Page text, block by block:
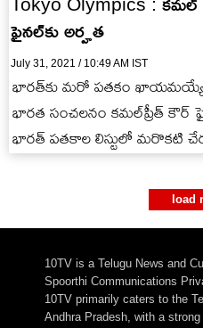
ఫైనల్‌కు అర్హత
July 31, 2021 / 10:49 AM IST
భారత్‌కు మరో పతకం
భారత సంచలనం కమల్‌ప్రీత్ కౌర్
భారత్ పతకాల లిస్టులో మరొకటి
load
10TV is a Telugu News and
Spoorthi Communications
10TV primarily caters to the
Andhra Pradesh, with a